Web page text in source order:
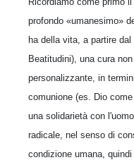
profondo «umanesimo»
ha della vita, a partire
Beatitudini), una cura
personalizzante, in
comunione (es. Dio
una solidarietà con
radicale, nel senso di
condizione umana,